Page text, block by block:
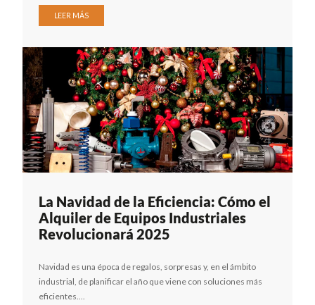
LEER MÁS
La Navidad de la Eficiencia: Cómo el
Alquiler de Equipos Industriales
Revolucionará 2025
Navidad es una época de regalos, sorpresas y, en el ámbito
industrial, de planificar el año que viene con soluciones más
eficientes....